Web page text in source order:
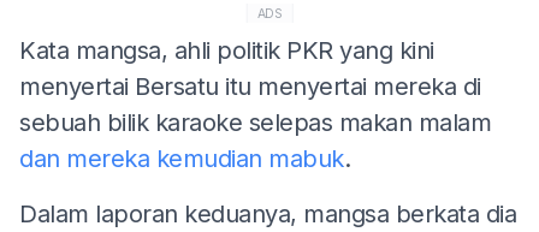
ADS
Kata mangsa, ahli politik PKR yang kini
menyertai Bersatu itu menyertai mereka di
sebuah bilik karaoke selepas makan malam
dan mereka kemudian mabuk.
Dalam laporan keduanya, mangsa berkata dia